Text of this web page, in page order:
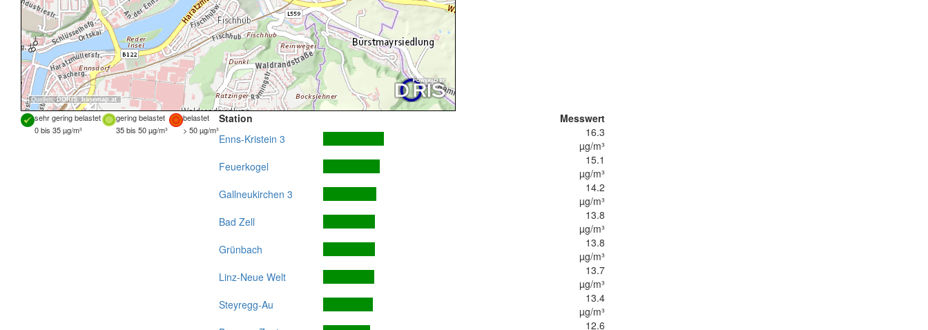
Quellen:DORIS, basemap.at
sehr gering belastet gering belastet
belastet
0 bis 35 µg/m³
35 bis 50 µg/m³ > 50 µg/m³
Station
Messwert
Enns-Kristein 3
16.3
µg/m³
Feuerkogel
15.1
µg/m³
Gallneukirchen 3
14.2
µg/m³
Bad Zell
13.8
µg/m³
Grünbach
13.8
µg/m³
Linz-Neue Welt
13.7
µg/m³
Steyregg-Au
13.4
µg/m³
12.6